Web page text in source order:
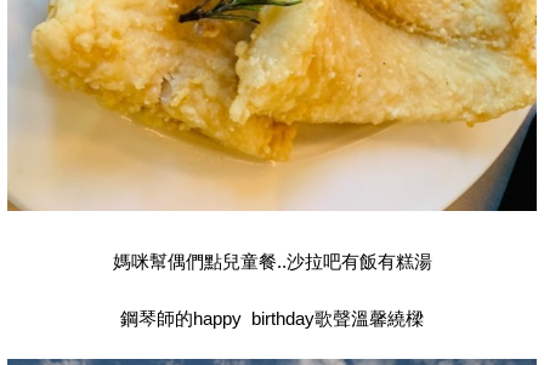
媽咪幫偶們點兒童餐..沙拉吧有飯有糕湯
鋼琴師的happy birthday歌聲溫馨繞樑